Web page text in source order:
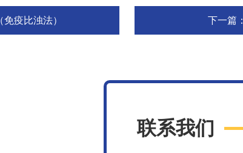
疫比浊法） 下一篇：
联系我们